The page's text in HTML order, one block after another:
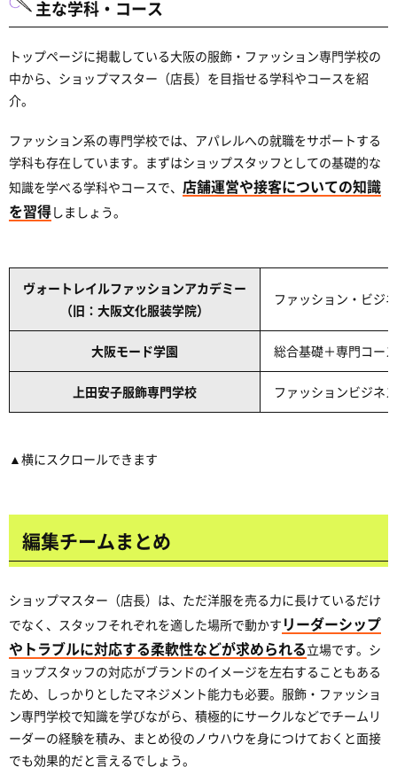
主な学科・コース
トップページに掲載している大阪の服飾・ファッション専門学校の
中から、ショップマスター（店長）を目指せる学科やコースを紹
介。
ファッション系の専門学校では、アパレルへの就職をサポートする
学科も存在しています。まずはショップスタッフとしての基礎的な
知識を学べる学科やコースで、 店舗運営や接客についての知識
を習得しましょう。
ヴォートレイルファッションアカデミー
（旧：大阪文化服装学院）
ファッション・ビジ
大阪モード学園 総合基礎＋専門コー
上田安子服飾専門学校 ファッションビジネ
▲横にスクロールできます
編集チームまとめ
ショップマスター（店長）は、ただ洋服を売る力に長けているだけ
でなく、スタッフそれぞれを適した場所で動かす リーダーシップ
やトラブルに対応する柔軟性などが求められる立場です。シ
ョップスタッフの対応がブランドのイメージを左右することもある
ため、しっかりとしたマネジメント能力も必要。服飾・ファッショ
ン専門学校で知識を学びながら、積極的にサークルなどでチームリ
ーダーの経験を積み、まとめ役のノウハウを身につけておくと面接
でも効果的だと言えるでしょう。